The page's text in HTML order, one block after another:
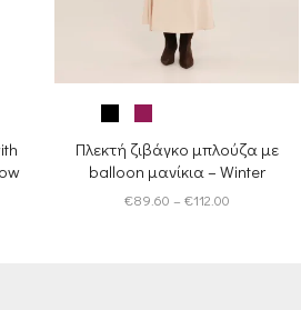
Πλεκτή ζιβάγκο μπλούζα με
balloon μανίκια – Winter
Archetypes
€89.60 – €112.00Price